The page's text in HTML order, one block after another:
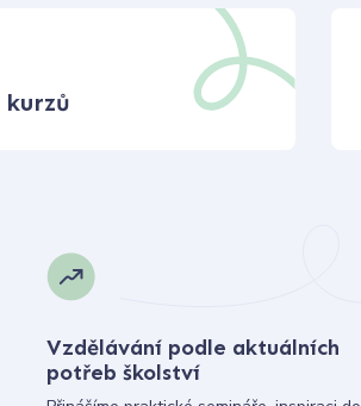
kurzů
Vzdělávání podle aktuálních
potřeb školství